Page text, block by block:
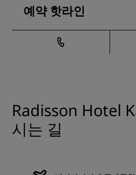
예약 핫라인
Radisson Hotel
시는 길